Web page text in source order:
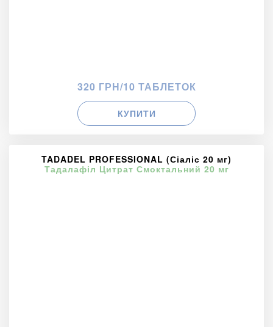
320 ГРН/10 ТАБЛЕТОК
КУПИТИ
TADADEL PROFESSIONAL (Сіаліс 20 мг)
Тадалафіл Цитрат Смоктальний 20 мг